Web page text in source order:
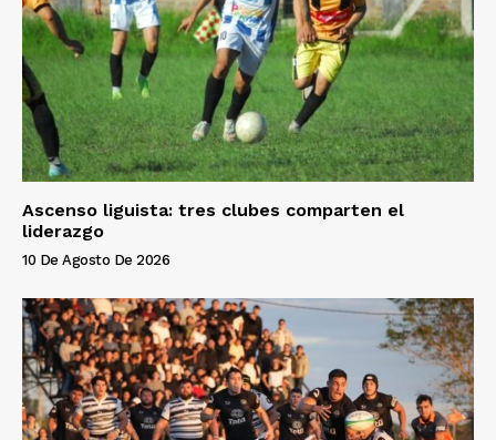
Ascenso liguista: tres clubes comparten el
liderazgo
10 De Agosto De 2026